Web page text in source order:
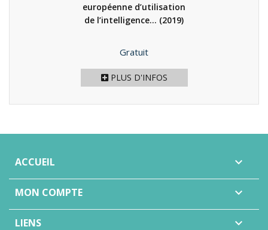
européenne d’utilisation
de l’intelligence... (2019)
Prix
Gratuit
PLUS D'INFOS
ACCUEIL 
MON COMPTE 
LIENS 